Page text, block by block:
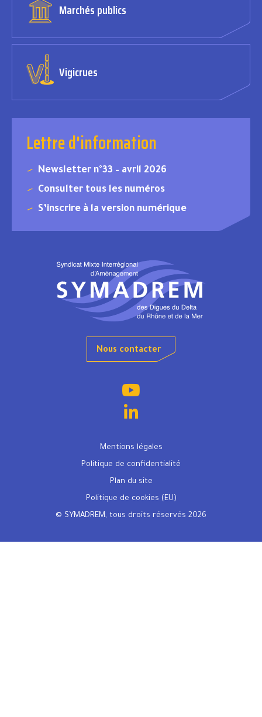
Marchés publics
Vigicrues
Lettre d'information
Newsletter n°33 – avril 2026
Consulter tous les numéros
S’inscrire à la version numérique
Nous contacter
Mentions légales
Politique de confidentialité
Plan du site
Politique de cookies (EU)
© SYMADREM, tous droits réservés 2026